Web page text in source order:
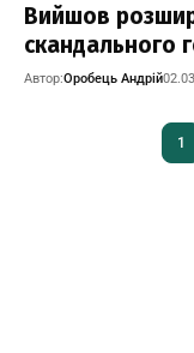
Вийшов
скандального
Автор:Оробець Андрій
1